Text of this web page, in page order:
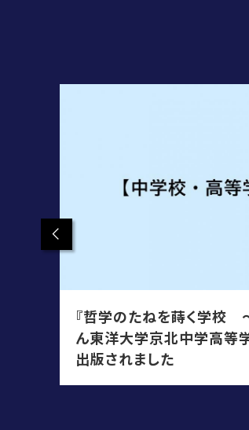
Previous
『哲学のたねを蒔く学校
ん東洋大学京北中学高等
出版されました